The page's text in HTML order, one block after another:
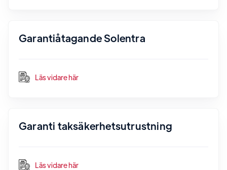
Garantiåtagande Solentra
Läs vidare här
Garanti taksäkerhetsutrustning
Läs vidare här